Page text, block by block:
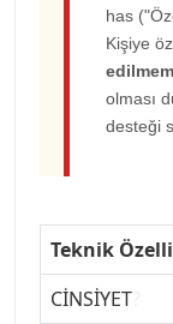
has
Kişiye
olması
desteği
Teknik
CİNSİYET